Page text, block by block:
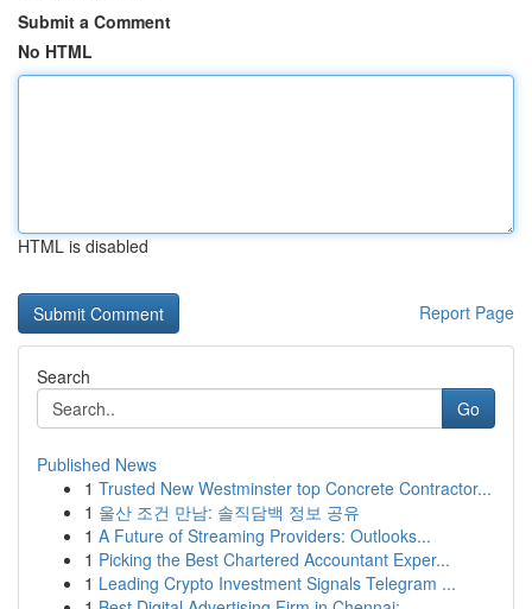
Submit a Comment
No HTML
HTML is disabled
Report Page
Search
Go
Published News
1 Trusted New Westminster top Concrete Contractor...
1 울산 조건 만남: 솔직담백 정보 공유
1 A Future of Streaming Providers: Outlooks...
1 Picking the Best Chartered Accountant Exper...
1 Leading Crypto Investment Signals Telegram ...